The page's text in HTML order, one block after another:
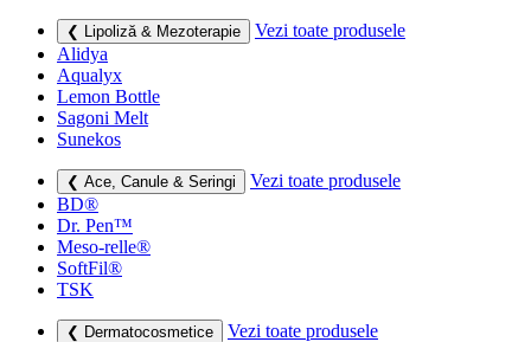
❮ Lipoliză & Mezoterapie
Vezi toate produsele
Alidya
Aqualyx
Lemon Bottle
Sagoni Melt
Sunekos
❮ Ace, Canule & Seringi
Vezi toate produsele
BD®
Dr. Pen™
Meso-relle®
SoftFil®
TSK
❮ Dermatocosmetice
Vezi toate produsele